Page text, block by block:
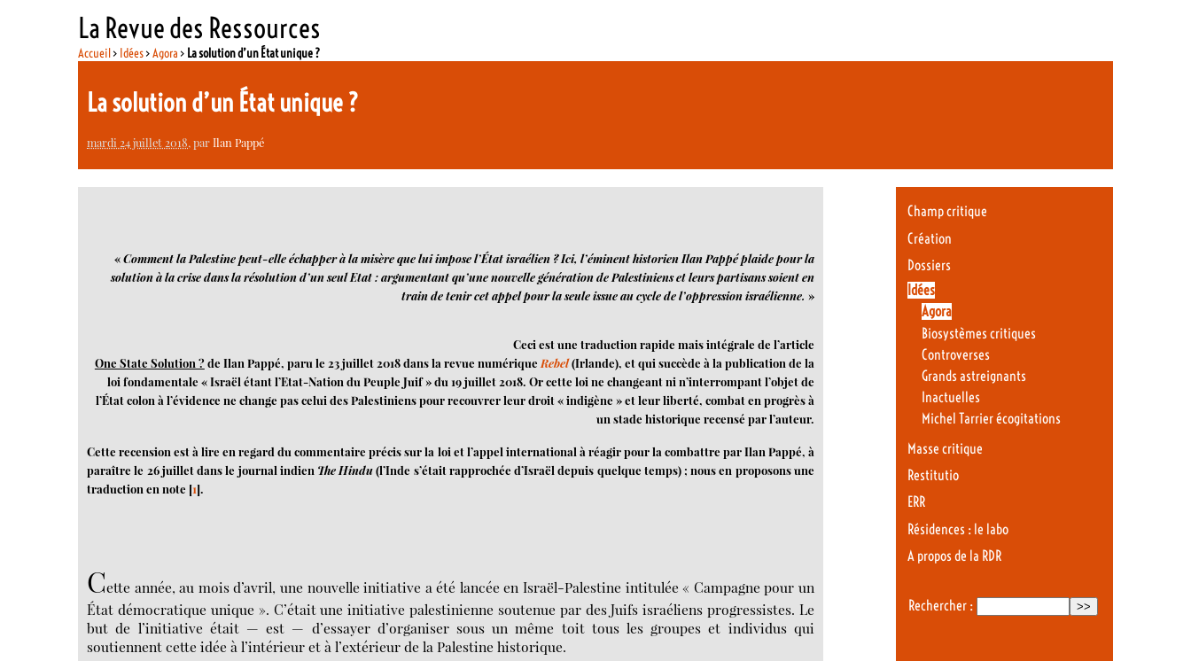
La Revue des Ressources
Accueil> Idées>Agora > La solution d’un État unique ?
La solution d’un État unique ?
mardi 24 juillet 2018, parIlan Pappé
«Comment la Palestine peut-elle échapper à la misère que lui impose l’État israélien ? Ici, l’éminent historien Ilan Pappé plaide pour la
solution à la crise dans la résolution d’un seul Etat : argumentant qu’une nouvelle génération de Palestiniens et leurs partisans soient en
train de tenir cet appel pour la seule issue au cycle de l’oppression israélienne. »
Ceci est une traduction rapide mais intégrale de l’article
One State Solution ? de Ilan Pappé, paru le 23 juillet 2018 dans la revue numérique Rebel(Irlande), et qui succède à la publication de la
loi fondamentale « Israël étant l’Etat-Nation du Peuple Juif » du 19 juillet 2018. Or cette loi ne changeant ni n’interrompant l’objet de
l’État colon à l’évidence ne change pas celui des Palestiniens pour recouvrer leur droit « indigène » et leur liberté, combat en progrès à
un stade historique recensé par l’auteur.
Cette recension est à lire en regard du commentaire précis sur la loi et l’appel international à réagir pour la combattre par Ilan Pappé, à
paraître le 26 juillet dans le journal indien The Hindu(l’Inde s’était rapprochée d’Israël depuis quelque temps) ; nous en proposons une
traduction en note [1].
Cette année, au mois d’avril, une nouvelle initiative a été lancée en Israël-Palestine intitulée « Campagne pour un
État démocratique unique ». C’était une initiative palestinienne soutenue par des Juifs israéliens progressistes. Le
but de l’initiative était — est — d’essayer d’organiser sous un même toit tous les groupes et individus qui
soutiennent cette idée à l’intérieur et à l’extérieur de la Palestine historique.
Champ critique
Création
Dossiers
Idées
Agora
Biosystèmes critiques
Controverses
Grands astreignants
Inactuelles
Michel Tarrier écogitations
Masse critique
Restitutio
ERR
Résidences : le labo
A propos de la RDR
Rechercher :